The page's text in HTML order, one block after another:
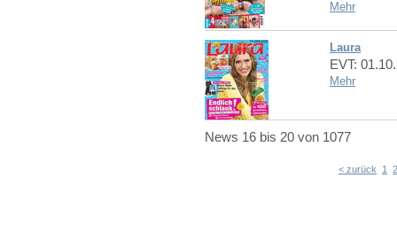
Mehr
Laura
EVT:
Mehr
News 16 bis 20 von 1077
< zurück 1 2